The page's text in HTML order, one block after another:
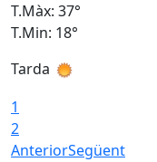
T.Màx: 37°
T.Min: 18°
Tarda
1
2
AnteriorSegüent